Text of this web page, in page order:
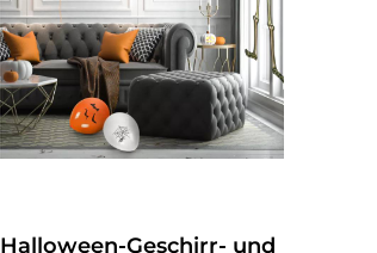
Halloween-Geschirr- und